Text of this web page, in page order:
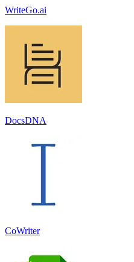
WriteGo.ai
DocsDNA
CoWriter